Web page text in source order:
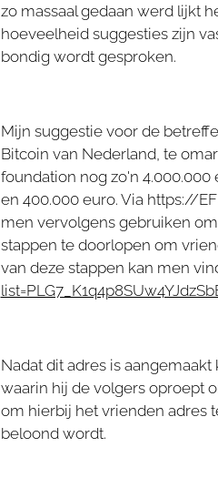
zo massaal gedaan werd lijkt
hoeveelheid suggesties zijn
bondig wordt gesproken.
Mijn suggestie voor de
Bitcoin van Nederland, te
foundation nog zo'n
en 400.000 euro. Via https://
men vervolgens gebruiken om
stappen te doorlopen om
van deze stappen kan men
Nadat dit adres is
waarin hij de volgers oproept
om hierbij het vrienden adres
beloond wordt.